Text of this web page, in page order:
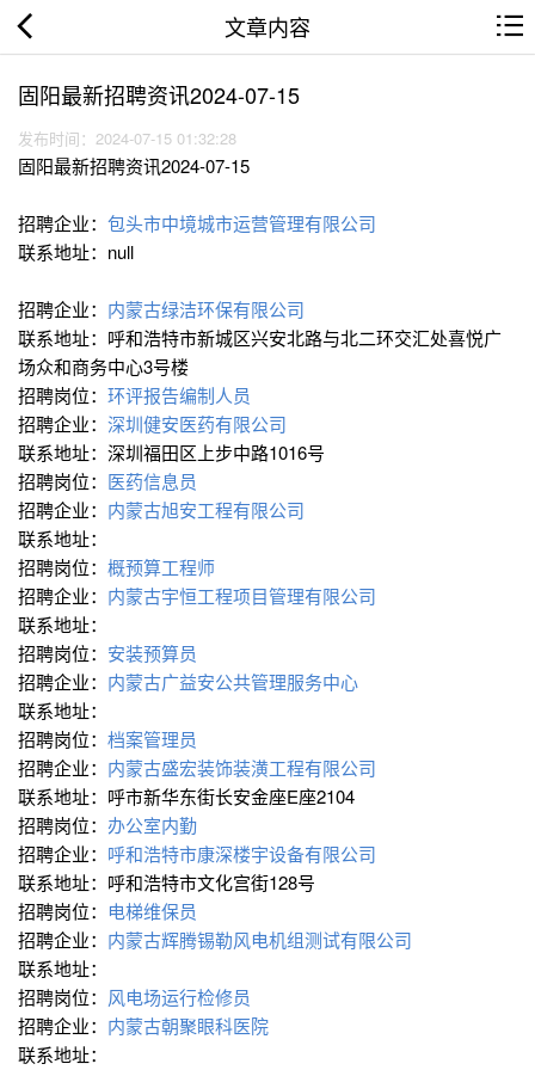
文章内容
固阳最新招聘资讯2024-07-15
发布时间：2024-07-15 01:32:28
固阳最新招聘资讯2024-07-15
招聘企业： 包头市中境城市运营管理有限公司
联系地址：null
招聘企业： 内蒙古绿洁环保有限公司
联系地址：呼和浩特市新城区兴安北路与北二环交汇处喜悦广
场众和商务中心3号楼
招聘岗位： 环评报告编制人员
招聘企业： 深圳健安医药有限公司
联系地址：深圳福田区上步中路1016号
招聘岗位： 医药信息员
招聘企业： 内蒙古旭安工程有限公司
联系地址：
招聘岗位： 概预算工程师
招聘企业： 内蒙古宇恒工程项目管理有限公司
联系地址：
招聘岗位： 安装预算员
招聘企业： 内蒙古广益安公共管理服务中心
联系地址：
招聘岗位： 档案管理员
招聘企业： 内蒙古盛宏装饰装潢工程有限公司
联系地址：呼市新华东街长安金座E座2104
招聘岗位： 办公室内勤
招聘企业： 呼和浩特市康深楼宇设备有限公司
联系地址：呼和浩特市文化宫街128号
招聘岗位： 电梯维保员
招聘企业： 内蒙古辉腾锡勒风电机组测试有限公司
联系地址：
招聘岗位： 风电场运行检修员
招聘企业： 内蒙古朝聚眼科医院
联系地址：